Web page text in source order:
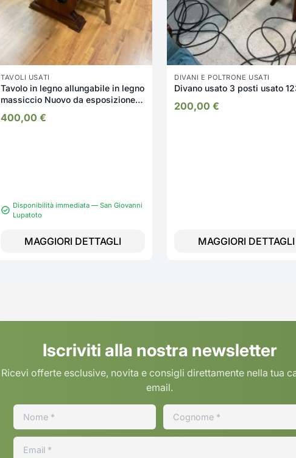
TAVOLI USATI
Tavolo in legno allungabile in legno
massiccio Nuovo da esposizione
400,00 €
Disponibilità immediata — San Giovanni
Lupatoto
MAGGIORI DETTAGLI
DIVANI E POLTRONE USATI
Divano usato 3 posti usato
200,00 €
MAGGIORI DETTAGLI
Iscriviti alla nostra newsletter
Ricevi offerte esclusive, novita e consigli direttamente nella tua
email.